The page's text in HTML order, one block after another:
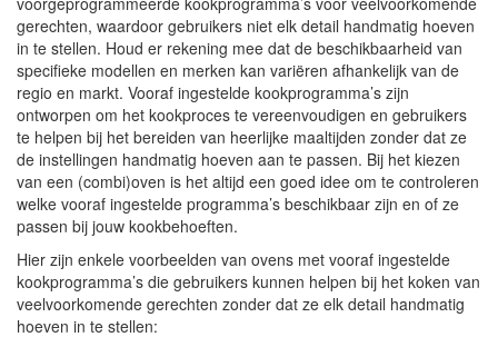
gerechten, waardoor gebruikers niet elk detail handmatig hoeven
in te stellen. Houd er rekening mee dat de beschikbaarheid van
specifieke modellen en merken kan variëren afhankelijk van de
regio en markt. Vooraf ingestelde kookprogramma’s zijn
ontworpen om het kookproces te vereenvoudigen en gebruikers
te helpen bij het bereiden van heerlijke maaltijden zonder dat ze
de instellingen handmatig hoeven aan te passen. Bij het kiezen
van een (combi)oven is het altijd een goed idee om te controleren
welke vooraf ingestelde programma’s beschikbaar zijn en of ze
passen bij jouw kookbehoeften.
Hier zijn enkele voorbeelden van ovens met vooraf ingestelde
kookprogramma’s die gebruikers kunnen helpen bij het koken van
veelvoorkomende gerechten zonder dat ze elk detail handmatig
hoeven in te stellen: